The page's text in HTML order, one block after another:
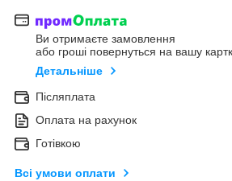
Ви отримаєте замовлення
або гроші повернуться на вашу
Детальніше
Післяплата
Оплата на рахунок
Готівкою
Всі умови оплати